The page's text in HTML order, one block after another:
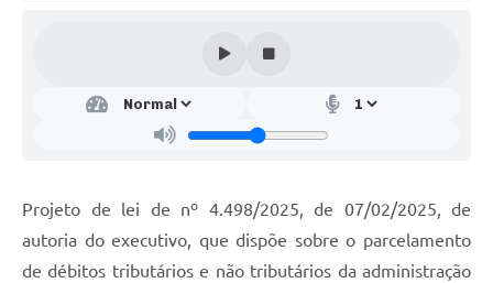
Projeto de lei de nº 4.498/2025, de 07/02/2025, de
autoria do executivo, que dispõe sobre o parcelamento
de débitos tributários e não tributários da administração